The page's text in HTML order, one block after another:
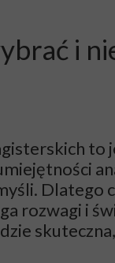
i
to
Dlatego
rozwagi i